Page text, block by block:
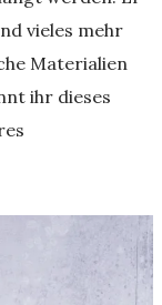
vieles mehr
Materialien
ihr dieses